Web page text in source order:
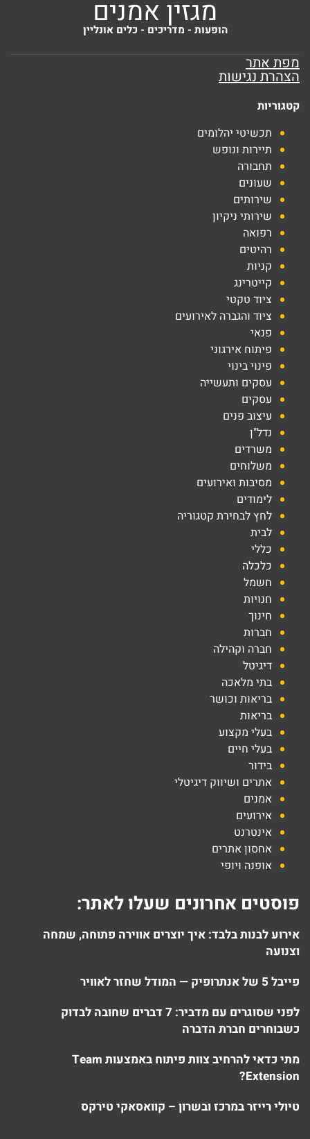
מגזין אמנים
הופעות - מדריכים - כלים אונליין
מפת אתר
הצהרת נגישות
קטגוריות
תכשיטי יהלומים
תיירות ונופש
תחבורה
שעונים
שירותים
שירותי ניקיון
רפואה
רהיטים
קניות
קייטרינג
ציוד טקטי
ציוד והגברה לאירועים
פנאי
פיתוח אירגוני
פינוי בינוי
עסקים ותעשייה
עסקים
עיצוב פנים
נדל"ן
משרדים
משלוחים
מסיבות ואירועים
לימודים
לחץ לבחירת קטגוריה
לבית
כללי
כלכלה
חשמל
חנויות
חינוך
חברות
חברה וקהילה
דיגיטל
בתי מלאכה
בריאות וכושר
בריאות
בעלי מקצוע
בעלי חיים
בידור
אתרים ושיווק דיגיטלי
אמנים
אירועים
אינטרנט
אחסון אתרים
אופנה ויופי
פוסטים אחרונים שעלו לאתר:
אירוע לבנות בלבד: איך יוצרים אווירה פתוחה, שמחה
וצנועה
פייבל 5 של אנתרופיק — המודל שחזר לאוויר
לפני שסוגרים עם מדביר: 7 דברים שחובה לבדוק
כשבוחרים חברת הדברה
מתי כדאי להרחיב צוות פיתוח באמצעות Team
Extension?
טיולי רייזר במרכז ובשרון – קוואסאקי טירקס